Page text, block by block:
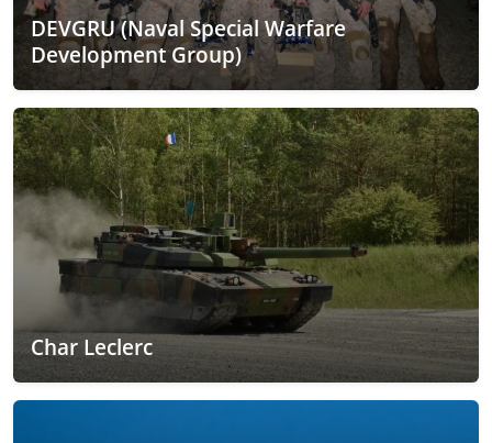
DEVGRU (Naval Special Warfare
Development Group)
Char Leclerc